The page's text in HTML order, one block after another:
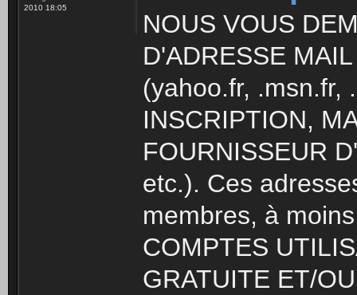
2010 18:05
NOUS VOUS
D'ADRESSE
(yahoo.fr, .msn.fr,
INSCRIPTION,
FOURNISSEUR
etc.). Ces
membres, à
COMPTES
GRATUITE ET/